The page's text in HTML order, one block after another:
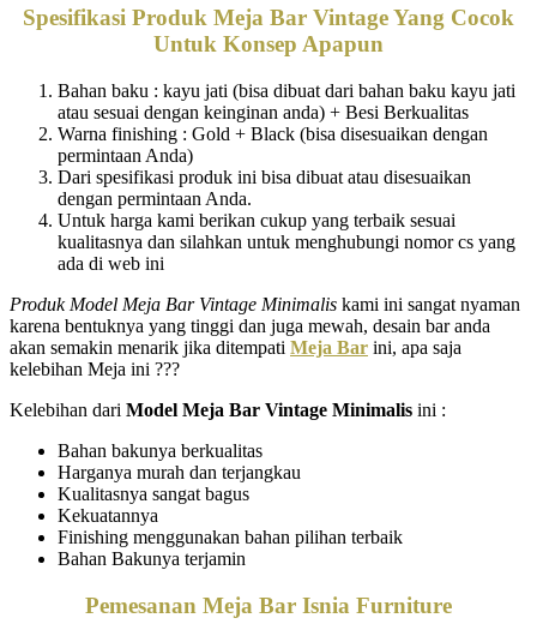
Spesifikasi Produk Meja Bar Vintage Yang Cocok
Untuk Konsep Apapun
Bahan baku : kayu jati (bisa dibuat dari bahan baku kayu jati
atau sesuai dengan keinginan anda) + Besi Berkualitas
Warna finishing : Gold + Black (bisa disesuaikan dengan
permintaan Anda)
Dari spesifikasi produk ini bisa dibuat atau disesuaikan
dengan permintaan Anda.
Untuk harga kami berikan cukup yang terbaik sesuai
kualitasnya dan silahkan untuk menghubungi nomor cs yang
ada di web ini
Produk Model Meja Bar Vintage Minimalis kami ini sangat nyaman
karena bentuknya yang tinggi dan juga mewah, desain bar anda
akan semakin menarik jika ditempati Meja Bar ini, apa saja
kelebihan Meja ini ???
Kelebihan dari Model Meja Bar Vintage Minimalis ini :
Bahan bakunya berkualitas
Harganya murah dan terjangkau
Kualitasnya sangat bagus
Kekuatannya
Finishing menggunakan bahan pilihan terbaik
Bahan Bakunya terjamin
Pemesanan Meja Bar Isnia Furniture